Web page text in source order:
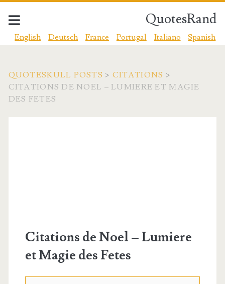
QuotesRand
English Deutsch France Portugal Italiano Spanish
QUOTESKULL POSTS > CITATIONS >
CITATIONS DE NOEL – LUMIERE ET MAGIE
DES FETES
Citations de Noel – Lumiere
et Magie des Fetes